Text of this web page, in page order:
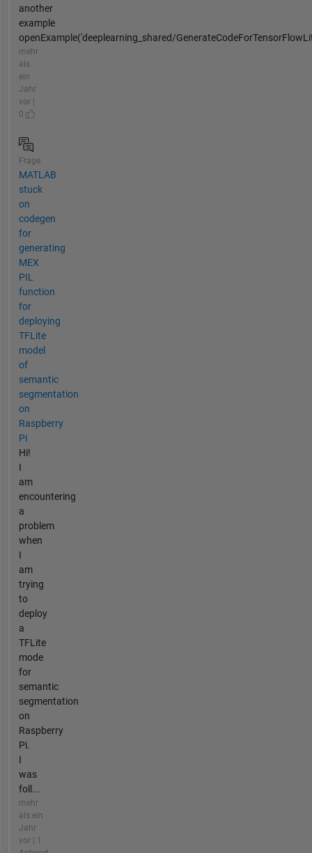
another
example
openExample('deeplearning_shared/
mehr
als
ein
Jahr
vor |
0
Frage
MATLAB
stuck
on
codegen
for
generating
MEX
PIL
function
for
deploying
TFLite
model
of
semantic
segmentation
on
Raspberry
Pi
Hi!
I
am
encountering
a
problem
when
I
am
trying
to
deploy
a
TFLite
mode
for
semantic
segmentation
on
Raspberry
Pi.
I
was
foll...
mehr
als ein
Jahr
vor | 1